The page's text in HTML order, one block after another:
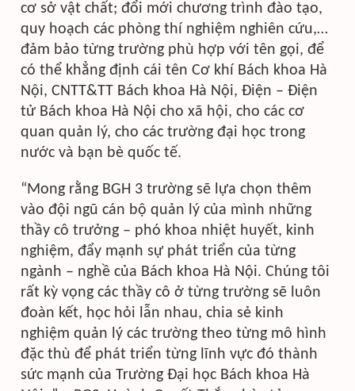
cơ sở vật chất; đổi mới chương trình đào tạo,
quy hoạch các phòng thí nghiệm nghiên cứu,…
đảm bảo từng trường phù hợp với tên gọi, để
có thể khẳng định cái tên Cơ khí Bách khoa Hà
Nội, CNTT&TT Bách khoa Hà Nội, Điện – Điện
tử Bách khoa Hà Nội cho xã hội, cho các cơ
quan quản lý, cho các trường đại học trong
nước và bạn bè quốc tế.
“Mong rằng BGH 3 trường sẽ lựa chọn thêm
vào đội ngũ cán bộ quản lý của mình những
thầy cô trưởng – phó khoa nhiệt huyết, kinh
nghiệm, đẩy mạnh sự phát triển của từng
ngành – nghề của Bách khoa Hà Nội. Chúng tôi
rất kỳ vọng các thầy cô ở từng trường sẽ luôn
đoàn kết, học hỏi lẫn nhau, chia sẻ kinh
nghiệm quản lý các trường theo từng mô hình
đặc thù để phát triển từng lĩnh vực đó thành
sức mạnh của Trường Đại học Bách khoa Hà